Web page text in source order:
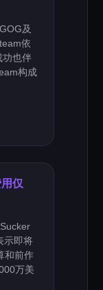
及
依
功也伴
构成
仅
示即将
和前作
万美